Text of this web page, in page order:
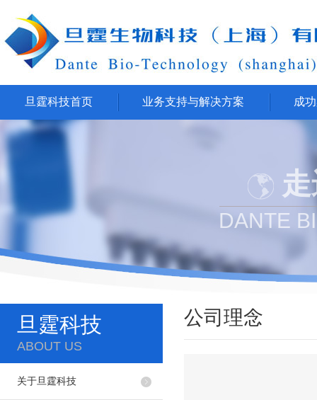
旦霆科技首页 业务支持与解决方案 成
DANTE
旦霆科技
ABOUT US
关于旦霆科技
公司理念